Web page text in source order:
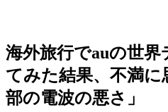
海外旅行でauの世界
てみた結果、不満
部の電波の悪さ」